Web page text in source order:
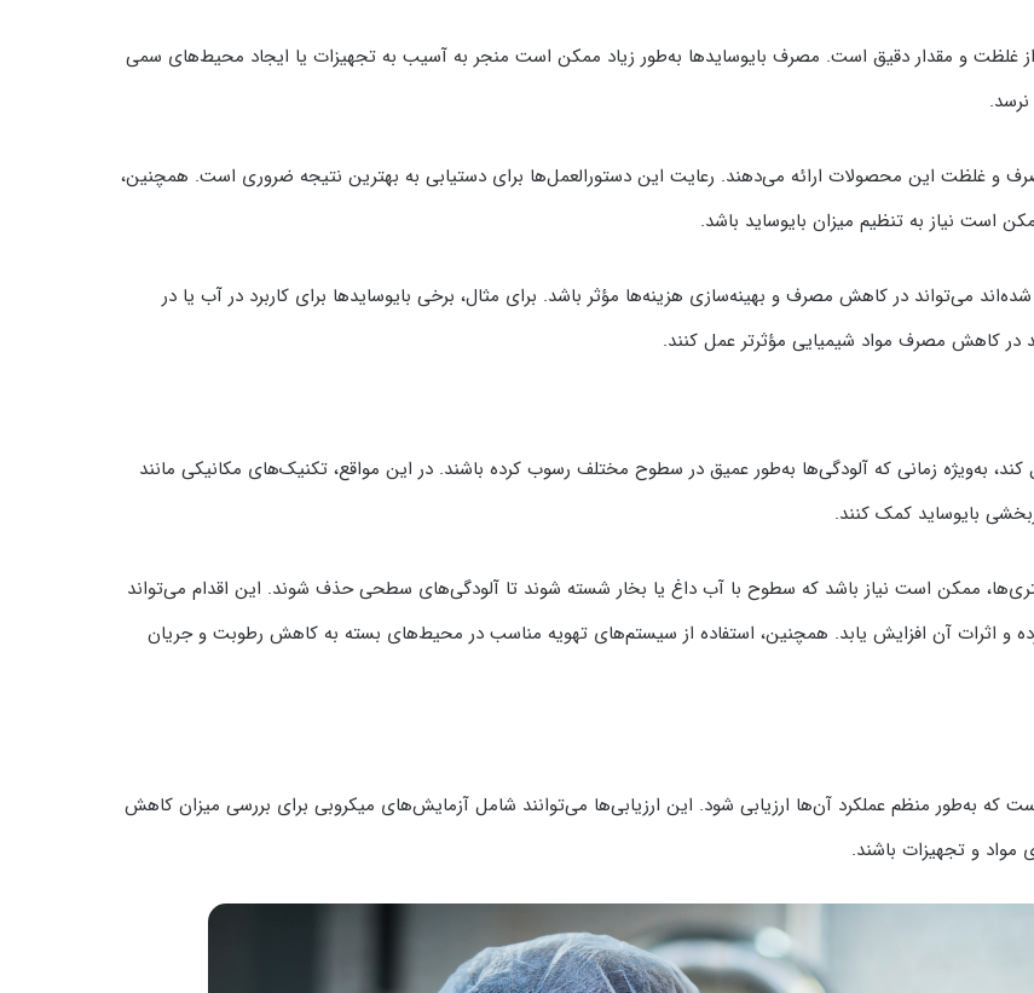
از غلظت و مقدار دقیق است. مصرف بایوسایدها به‌طور زیاد ممکن است منجر به آسیب به تجهیزات یا ایجاد محیط‌های سمی
و غلظت این محصولات ارائه می‌دهند. رعایت این دستورالعمل‌ها برای دستیابی به بهترین نتیجه ضروری است. همچنین،
است نیاز به تنظیم میزان بایوساید باشد.
می‌تواند در کاهش مصرف و بهینه‌سازی هزینه‌ها مؤثر باشد. برای مثال، برخی بایوسایدها برای کاربرد در آب یا در
در کاهش مصرف مواد شیمیایی مؤثرتر عمل کنند.
کند، به‌ویژه زمانی که آلودگی‌ها به‌طور عمیق در سطوح مختلف رسوب کرده باشند. در این مواقع، تکنیک‌های مکانیکی مانند
بایوساید کمک کنند.
باکتری‌ها، ممکن است نیاز باشد که سطوح با آب داغ یا بخار شسته شوند تا آلودگی‌های سطحی حذف شوند. این اقدام می‌تواند
کرده و اثرات آن افزایش یابد. همچنین، استفاده از سیستم‌های تهویه مناسب در محیط‌های بسته به کاهش رطوبت و جریان
که به‌طور منظم عملکرد آن‌ها ارزیابی شود. این ارزیابی‌ها می‌توانند شامل آزمایش‌های میکروبی برای بررسی میزان کاهش
مواد و تجهیزات باشند.